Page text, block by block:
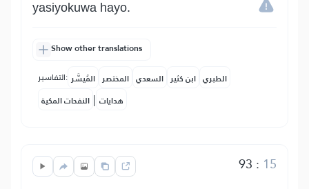
yasiyokuwa hayo.
Show other translations
التفاسير: المُيسَّر المختصر السعدي ابن كثير الطبري
النفحات المكية | هدايات
93 : 15